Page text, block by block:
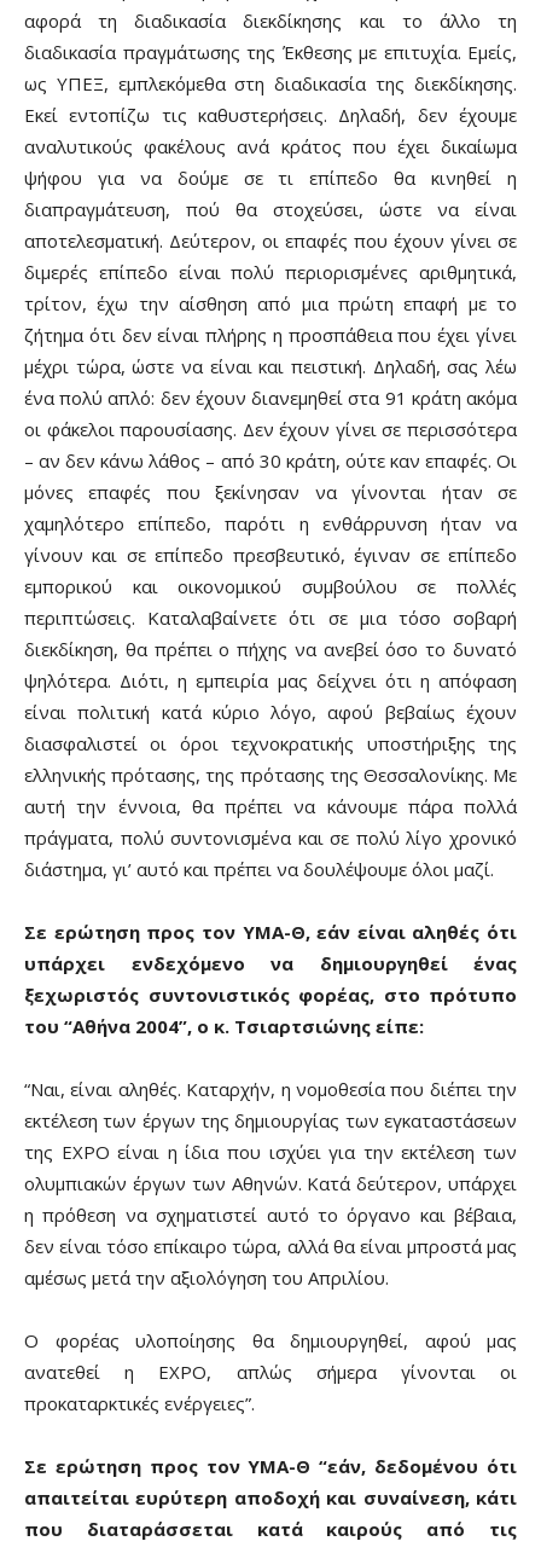
αφορά τη διαδικασία διεκδίκησης και το άλλο τη
διαδικασία πραγμάτωσης της Έκθεσης με επιτυχία. Εμείς,
ως ΥΠΕΞ, εμπλεκόμεθα στη διαδικασία της διεκδίκησης.
Εκεί εντοπίζω τις καθυστερήσεις. Δηλαδή, δεν έχουμε
αναλυτικούς φακέλους ανά κράτος που έχει δικαίωμα
ψήφου για να δούμε σε τι επίπεδο θα κινηθεί η
διαπραγμάτευση, πού θα στοχεύσει, ώστε να είναι
αποτελεσματική. Δεύτερον, οι επαφές που έχουν γίνει σε
διμερές επίπεδο είναι πολύ περιορισμένες αριθμητικά,
τρίτον, έχω την αίσθηση από μια πρώτη επαφή με το
ζήτημα ότι δεν είναι πλήρης η προσπάθεια που έχει γίνει
μέχρι τώρα, ώστε να είναι και πειστική. Δηλαδή, σας λέω
ένα πολύ απλό: δεν έχουν διανεμηθεί στα 91 κράτη ακόμα
οι φάκελοι παρουσίασης. Δεν έχουν γίνει σε περισσότερα
– αν δεν κάνω λάθος – από 30 κράτη, ούτε καν επαφές. Οι
μόνες επαφές που ξεκίνησαν να γίνονται ήταν σε
χαμηλότερο επίπεδο, παρότι η ενθάρρυνση ήταν να
γίνουν και σε επίπεδο πρεσβευτικό, έγιναν σε επίπεδο
εμπορικού και οικονομικού συμβούλου σε πολλές
περιπτώσεις. Καταλαβαίνετε ότι σε μια τόσο σοβαρή
διεκδίκηση, θα πρέπει ο πήχης να ανεβεί όσο το δυνατό
ψηλότερα. Διότι, η εμπειρία μας δείχνει ότι η απόφαση
είναι πολιτική κατά κύριο λόγο, αφού βεβαίως έχουν
διασφαλιστεί οι όροι τεχνοκρατικής υποστήριξης της
ελληνικής πρότασης, της πρότασης της Θεσσαλονίκης. Με
αυτή την έννοια, θα πρέπει να κάνουμε πάρα πολλά
πράγματα, πολύ συντονισμένα και σε πολύ λίγο χρονικό
διάστημα, γι’ αυτό και πρέπει να δουλέψουμε όλοι μαζί.
Σε ερώτηση προς τον ΥΜΑ-Θ, εάν είναι αληθές ότι
υπάρχει ενδεχόμενο να δημιουργηθεί ένας
ξεχωριστός συντονιστικός φορέας, στο πρότυπο
του “Αθήνα 2004”, ο κ. Τσιαρτσιώνης είπε:
“Ναι, είναι αληθές. Καταρχήν, η νομοθεσία που διέπει την
εκτέλεση των έργων της δημιουργίας των εγκαταστάσεων
της ΕΧΡΟ είναι η ίδια που ισχύει για την εκτέλεση των
ολυμπιακών έργων των Αθηνών. Κατά δεύτερον, υπάρχει
η πρόθεση να σχηματιστεί αυτό το όργανο και βέβαια,
δεν είναι τόσο επίκαιρο τώρα, αλλά θα είναι μπροστά μας
αμέσως μετά την αξιολόγηση του Απριλίου.
Ο φορέας υλοποίησης θα δημιουργηθεί, αφού μας
ανατεθεί η ΕΧΡΟ, απλώς σήμερα γίνονται οι
προκαταρκτικές ενέργειες”.
Σε ερώτηση προς τον ΥΜΑ-Θ “εάν, δεδομένου ότι
απαιτείται ευρύτερη αποδοχή και συναίνεση, κάτι
που διαταράσσεται κατά καιρούς από τις